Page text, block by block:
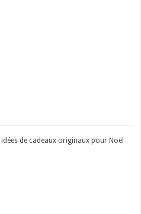
de cadeaux originaux pour Noël